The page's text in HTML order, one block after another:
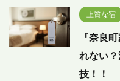
上質な宿
『奈良
れない
技！！